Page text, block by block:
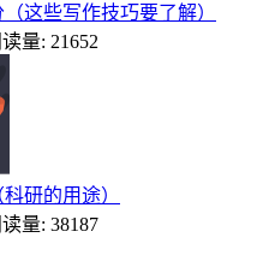
这些写作技巧要了解）
量: 21652
研的用途）
量: 38187